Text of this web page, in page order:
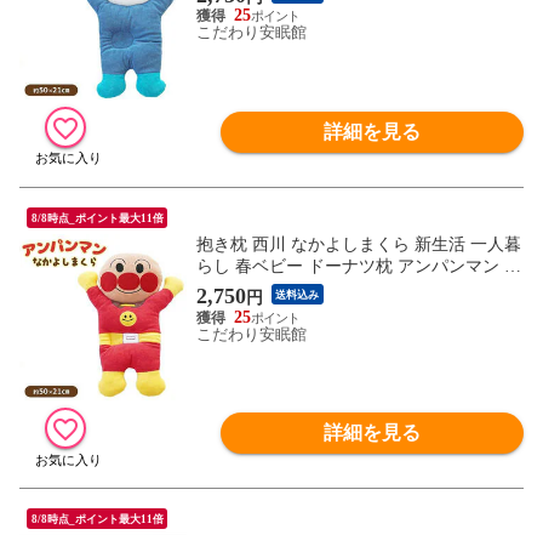
K】 25
こだわり安眠館
詳細を見る
8/8時点_ポイント最大11倍
抱き枕 西川 なかよしまくら 新生活 一人暮
らし 春ベビー ドーナツ枕 アンパンマン ギ
フト （アンパンマン）【M-LH58201420
A】
2,750円 送料込み
25
こだわり安眠館
詳細を見る
8/8時点_ポイント最大11倍